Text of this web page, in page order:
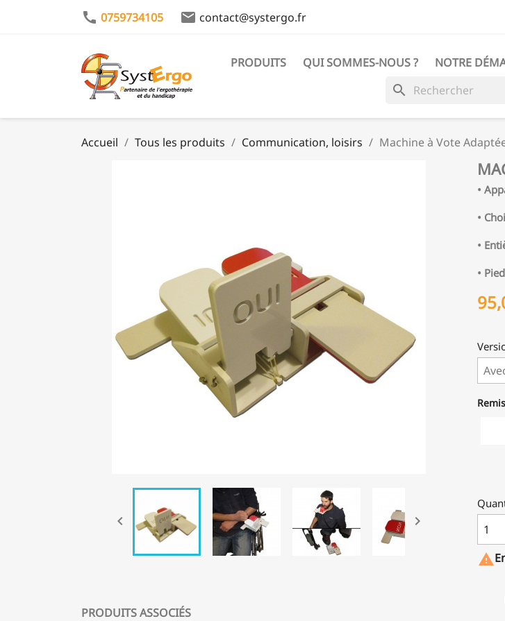
call 0759734105 email contact@systergo.fr
PRODUITS QUI SOMMES-NOUS ? NOTRE
search
Accueil Tous les produits Communication, loisirs Machine à Vote
 
PRODUITS ASSOCIÉS
•
•
•
•
